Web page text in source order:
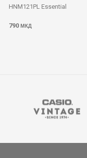
HNM121PL Essential
790 МКД